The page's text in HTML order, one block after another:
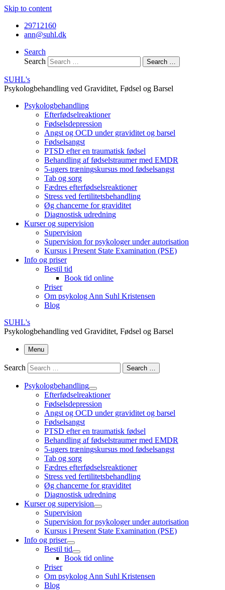
Skip to content
29712160
ann@suhl.dk
Search
Search
Search …
SUHL's
Psykologbehandling ved Graviditet, Fødsel og Barsel
Psykologbehandling
Efterfødselreaktioner
Fødselsdepression
Angst og OCD under graviditet og barsel
Fødselsangst
PTSD efter en traumatisk fødsel
Behandling af fødselstraumer med EMDR
5-ugers træningskursus mod fødselsangst
Tab og sorg
Fædres efterfødselsreaktioner
Stress ved fertilitetsbehandling
Øg chancerne for graviditet
Diagnostisk udredning
Kurser og supervision
Supervision
Supervision for psykologer under autorisation
Kursus i Present State Examination (PSE)
Info og priser
Bestil tid
Book tid online
Priser
Om psykolog Ann Suhl Kristensen
Blog
SUHL's
Psykologbehandling ved Graviditet, Fødsel og Barsel
Menu
Search Search …
Psykologbehandling
Efterfødselreaktioner
Fødselsdepression
Angst og OCD under graviditet og barsel
Fødselsangst
PTSD efter en traumatisk fødsel
Behandling af fødselstraumer med EMDR
5-ugers træningskursus mod fødselsangst
Tab og sorg
Fædres efterfødselsreaktioner
Stress ved fertilitetsbehandling
Øg chancerne for graviditet
Diagnostisk udredning
Kurser og supervision
Supervision
Supervision for psykologer under autorisation
Kursus i Present State Examination (PSE)
Info og priser
Bestil tid
Book tid online
Priser
Om psykolog Ann Suhl Kristensen
Blog